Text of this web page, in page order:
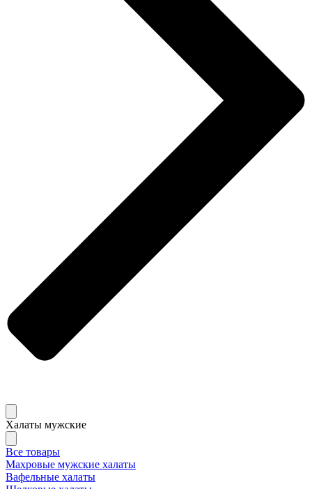
Халаты мужские
Все товары
Махровые мужские халаты
Вафельные халаты